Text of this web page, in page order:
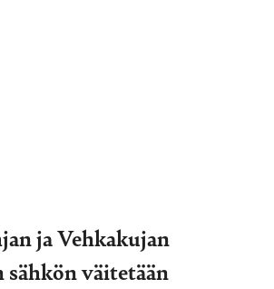
ja Vehkakujan
sähkön väitetään